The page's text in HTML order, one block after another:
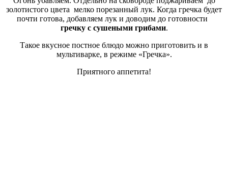
золотистого цвета мелко порезанный лук. Когда гречка будет
почти готова, добавляем лук и доводим до готовности
гречку с сушеными грибами.
Такое вкусное постное блюдо можно приготовить и в
мультиварке, в режиме «Гречка».
Приятного аппетита!